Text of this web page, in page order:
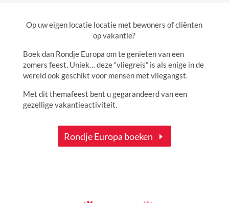
Op uw eigen locatie locatie met bewoners of cliënten
op vakantie?
Boek dan Rondje Europa om te genieten van een
zomers feest. Uniek… deze “vliegreis” is als enige in de
wereld ook geschikt voor mensen met vliegangst.
Met dit themafeest bent u gegarandeerd van een
gezellige vakantieactiviteit.
Rondje Europa boeken